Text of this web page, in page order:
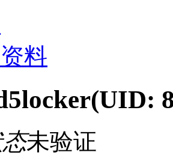
料
(UID:
未验证